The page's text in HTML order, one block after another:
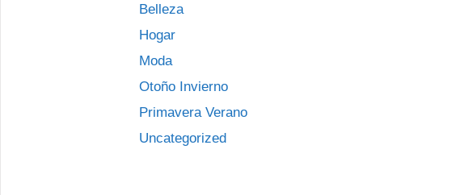
Belleza
Hogar
Moda
Otoño Invierno
Primavera Verano
Uncategorized